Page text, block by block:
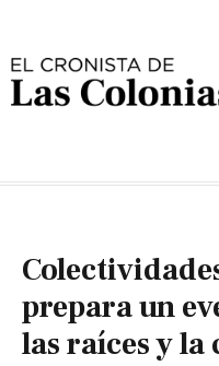
prepara un
las raíces y